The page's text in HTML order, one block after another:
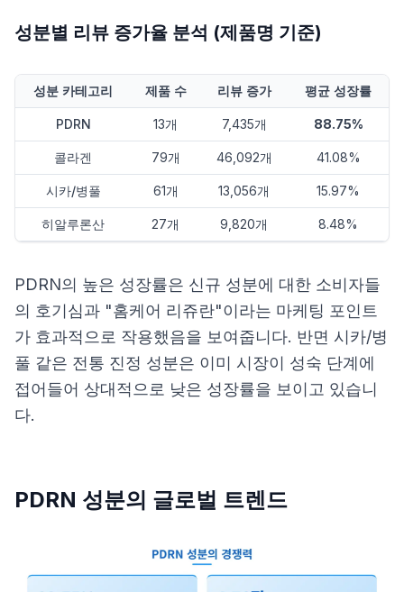
성분별 리뷰 증가율 분석 (제품명 기준)
성분 카테고리 제품 수 리뷰 증가 평균 성장률
PDRN 13개 7,435개 88.75%
콜라겐 79개 46,092개 41.08%
시카/병풀 61개 13,056개 15.97%
히알루론산 27개 9,820개 8.48%
PDRN의 높은 성장률은 신규 성분에 대한 소비자들
의 호기심과 "홈케어 리쥬란"이라는 마케팅 포인트
가 효과적으로 작용했음을 보여줍니다. 반면 시카/병
풀 같은 전통 진정 성분은 이미 시장이 성숙 단계에
접어들어 상대적으로 낮은 성장률을 보이고 있습니
다.
PDRN 성분의 글로벌 트렌드